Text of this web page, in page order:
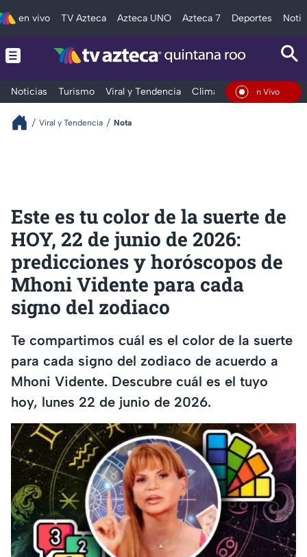
en vivo TV Azteca Azteca UNO Azteca 7 Deportes
Noticias Turismo Viral y Tendencia Clima Tráfico
En Vivo
Viral y Tendencia Nota
Este es tu color de la suerte de
HOY, 22 de junio de 2026:
predicciones y horóscopos de
Mhoni Vidente para cada
signo del zodiaco
Te compartimos cuál es el color de la suerte
para cada signo del zodiaco de acuerdo a
Mhoni Vidente. Descubre cuál es el tuyo
hoy, lunes 22 de junio de 2026.